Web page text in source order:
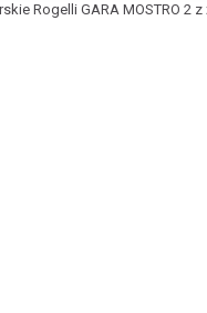
Rogelli GARA MOSTRO 2